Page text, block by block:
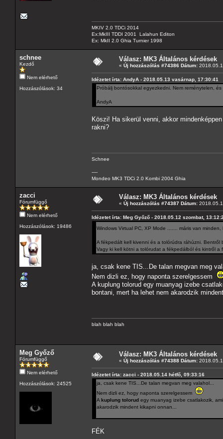
MKIV 2.0 TDCi 2014
Ex:MkIII TDDI 2001 Lalahun Editon
Ex: MkII 2.0 Ghia Turnier 1998
schnee
Kezdő
Nem elérhető
Hozzászólások: 34
Válasz: MK3 Általános kérdések
« Új hozzászólás #74386 Dátum:
Idézetet írta: AndyA - 2018.05.13 vasárnap, 17:30:41
Próbálj bontósokkal egyezkedni. Nem reménytelen, és
AndyA
Köszi! Ha sikerül venni, akkor
rakni?
Schnee
----
Mondeo MK3 TDCi 2.0 Kombi 2004 Ghia
zacci
Fórumfüggő
Nem elérhető
Hozzászólások: 19486
Válasz: MK3 Általános kérdések
« Új hozzászólás #74387 Dátum:
Idézetet írta: Meg Győző - 2018.05.12 szombat,
Windows Virtual PC, XP Mode ....... máris van
A fékpedált kell kivenni és a tolórúdra ráhúzni. Bentről
Vagy ki kell kötni a tolórudat a fékpedálból és kintről
ja, csak kene TIS...De talan megvan meg
Nem dizli ez, hogy naponta szerelgessem
A kuplung tolorud egy muanyag izebe
bontani, mert ha lehet nem akarodzik
blah blah blah
Meg Győző
Fórumfüggő
Nem elérhető
Hozzászólások: 24525
Válasz: MK3 Általános kérdések
« Új hozzászólás #74388 Dátum:
Idézetet írta: zacci - 2018.05.14 hétfő, 09:33:16
ja, csak kene TIS...De talan megvan meg valahol...
Nem dizli ez, hogy naponta szerelgessem
A kuplung tolorud egy muanyag izebe csatlakozik,
akarodzik mindent kikapni onnan...
FÉK